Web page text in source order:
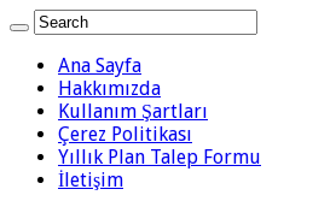
Ana Sayfa
Hakkımızda
Kullanım Şartları
Çerez Politikası
Yıllık Plan Talep Formu
İletişim